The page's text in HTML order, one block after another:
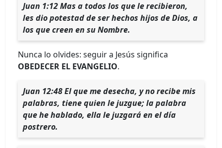
Juan 1:12 Mas a todos los que le recibieron,
les dio potestad de ser hechos hijos de Dios, a
los que creen en su Nombre.
Nunca lo olvides: seguir a Jesús significa
OBEDECER EL EVANGELIO.
Juan 12:48 El que me desecha, y no recibe mis
palabras, tiene quien le juzgue; la palabra
que he hablado, ella le juzgará en el día
postrero.